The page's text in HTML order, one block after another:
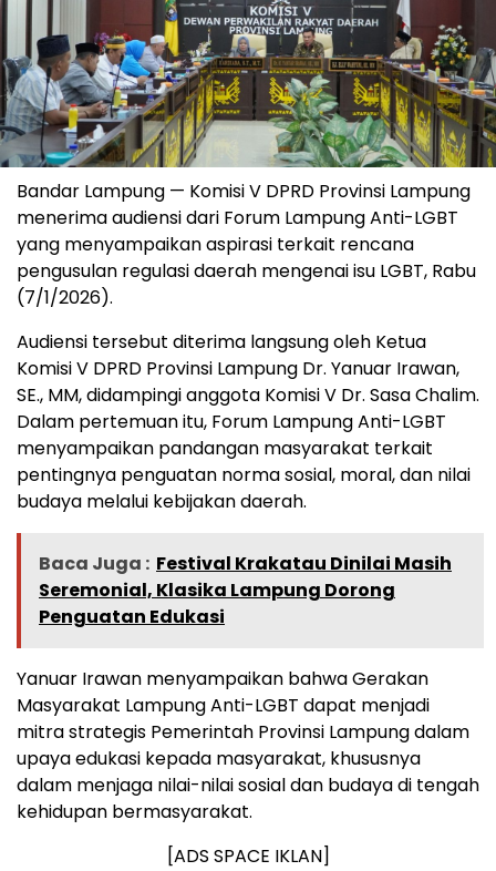
Bandar Lampung — Komisi V DPRD Provinsi Lampung
menerima audiensi dari Forum Lampung Anti-LGBT
yang menyampaikan aspirasi terkait rencana
pengusulan regulasi daerah mengenai isu LGBT, Rabu
(7/1/2026).
Audiensi tersebut diterima langsung oleh Ketua
Komisi V DPRD Provinsi Lampung Dr. Yanuar Irawan,
SE., MM, didampingi anggota Komisi V Dr. Sasa Chalim.
Dalam pertemuan itu, Forum Lampung Anti-LGBT
menyampaikan pandangan masyarakat terkait
pentingnya penguatan norma sosial, moral, dan nilai
budaya melalui kebijakan daerah.
Baca Juga : Festival Krakatau Dinilai Masih
Seremonial, Klasika Lampung Dorong
Penguatan Edukasi
Yanuar Irawan menyampaikan bahwa Gerakan
Masyarakat Lampung Anti-LGBT dapat menjadi
mitra strategis Pemerintah Provinsi Lampung dalam
upaya edukasi kepada masyarakat, khususnya
dalam menjaga nilai-nilai sosial dan budaya di tengah
kehidupan bermasyarakat.
[ADS SPACE IKLAN]